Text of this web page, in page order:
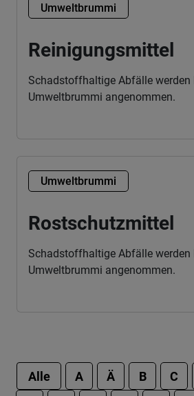
Umweltbrummi
Reinigungsmittel
Schadstoffhaltige Abfälle werden
Umweltbrummi angenommen.
Umweltbrummi
Rostschutzmittel
Schadstoffhaltige Abfälle werden
Umweltbrummi angenommen.
Alle A Ä B C